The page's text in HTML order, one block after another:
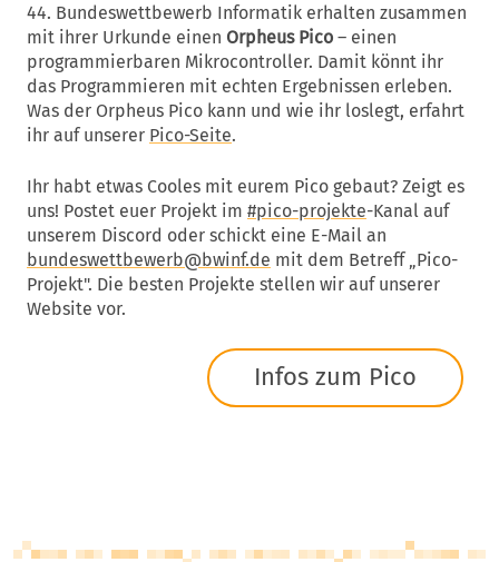
44. Bundeswettbewerb Informatik erhalten zusammen
mit ihrer Urkunde einen Orpheus Pico – einen
programmierbaren Mikrocontroller. Damit könnt ihr
das Programmieren mit echten Ergebnissen erleben.
Was der Orpheus Pico kann und wie ihr loslegt, erfahrt
ihr auf unserer Pico-Seite.
Ihr habt etwas Cooles mit eurem Pico gebaut? Zeigt es
uns! Postet euer Projekt im #pico-projekte-Kanal auf
unserem Discord oder schickt eine E-Mail an
bundeswettbewerb@bwinf.de mit dem Betreff „Pico-
Projekt". Die besten Projekte stellen wir auf unserer
Website vor.
Infos zum Pico